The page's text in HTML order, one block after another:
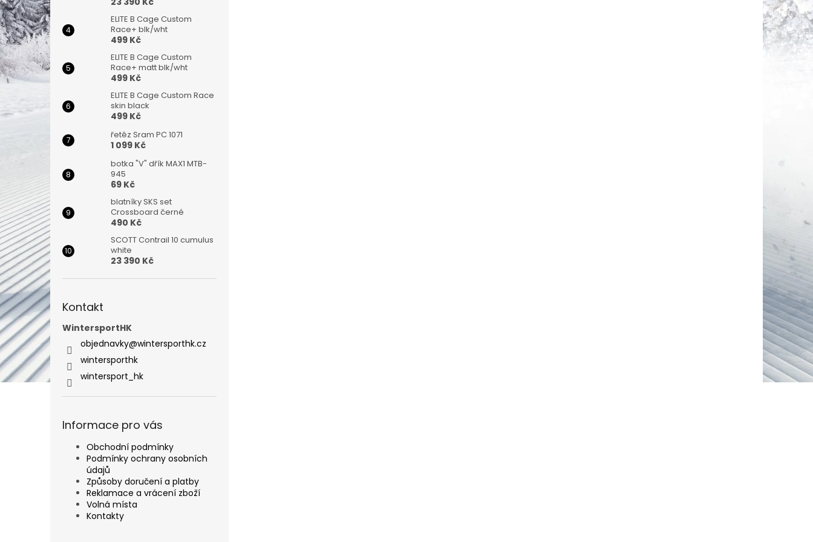
e
l
ELITE B Cage Custom
Race+ blk/wht
499 Kč
ELITE B Cage Custom
Race+ matt blk/wht
499 Kč
ELITE B Cage Custom Race
skin black
499 Kč
řetěz Sram PC 1071
1 099 Kč
botka "V" dřík MAX1 MTB-
945
69 Kč
blatníky SKS set
Crossboard černé
490 Kč
SCOTT Contrail 10 cumulus
white
23 390 Kč
Kontakt
WintersportHK
objednavky@wintersporthk.cz
wintersporthk
wintersport_hk
Informace pro vás
Obchodní podmínky
Podmínky ochrany osobních
údajů
Způsoby doručení a platby
Reklamace a vrácení zboží
Volná místa
Kontakty